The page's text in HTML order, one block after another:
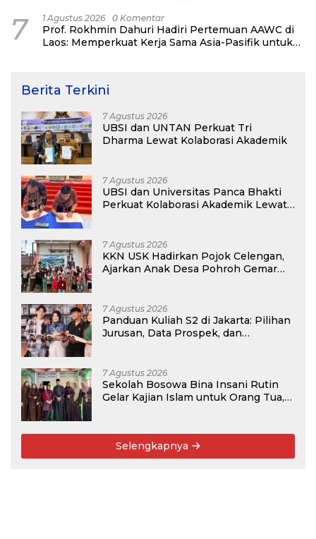
7 1 Agustus 2026 0 Komentar
Prof. Rokhmin Dahuri Hadiri Pertemuan AAWC di
Laos: Memperkuat Kerja Sama Asia-Pasifik untuk
Berita Terkini
7 Agustus 2026
UBSI dan UNTAN Perkuat Tri
Dharma Lewat Kolaborasi Akademik
7 Agustus 2026
UBSI dan Universitas Panca Bhakti
Perkuat Kolaborasi Akademik Lewat
7 Agustus 2026
KKN USK Hadirkan Pojok Celengan,
Ajarkan Anak Desa Pohroh Gemar
7 Agustus 2026
Panduan Kuliah S2 di Jakarta: Pilihan
Jurusan, Data Prospek, dan
7 Agustus 2026
Sekolah Bosowa Bina Insani Rutin
Gelar Kajian Islam untuk Orang Tua,
Selengkapnya